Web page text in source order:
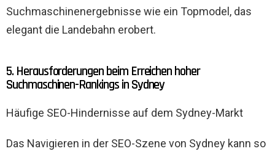
Suchmaschinenergebnisse wie ein Topmodel, das
elegant die Landebahn erobert.
5. Herausforderungen beim Erreichen hoher
Suchmaschinen-Rankings in Sydney
Häufige SEO-Hindernisse auf dem Sydney-Markt
Das Navigieren in der SEO-Szene von Sydney kann so